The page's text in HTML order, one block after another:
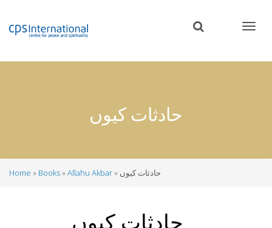
content
حادثات کیوں
Home Books Allahu Akbar حادثات کیوں
حادثات کیوں